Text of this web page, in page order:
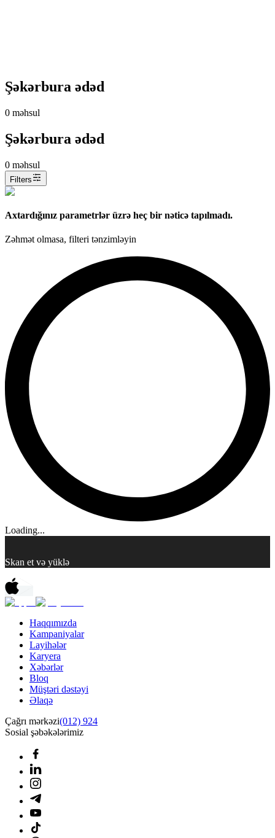
Şəkərbura ədəd
0 məhsul
Şəkərbura ədəd
0 məhsul
Filters
Axtardığınız parametrlər üzrə heç bir nəticə tapılmadı.
Zəhmət olmasa, filteri tənzimləyin
Loading...
Skan et və yüklə
Haqqımızda
Kampaniyalar
Layihələr
Karyera
Xəbərlər
Bloq
Müştəri dəstəyi
Əlaqə
Çağrı mərkəzi(012) 924
Sosial şəbəkələrimiz